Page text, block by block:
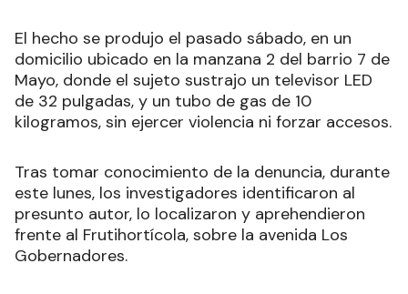
El hecho se produjo el pasado sábado, en un
domicilio ubicado en la manzana 2 del barrio 7 de
Mayo, donde el sujeto sustrajo un televisor LED
de 32 pulgadas, y un tubo de gas de 10
kilogramos, sin ejercer violencia ni forzar accesos.
Tras tomar conocimiento de la denuncia, durante
este lunes, los investigadores identificaron al
presunto autor, lo localizaron y aprehendieron
frente al Frutihortícola, sobre la avenida Los
Gobernadores.